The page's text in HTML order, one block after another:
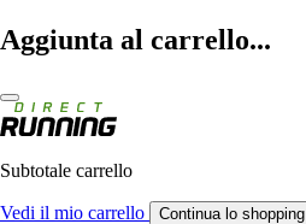
Aggiunta al carrello...
Subtotale carrello
Vedi il mio carrello Continua lo shopping